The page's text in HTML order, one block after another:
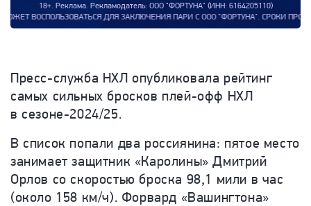
18+. Реклама. Рекламодатель: ООО "ФОРТУНА" (ИНН: 6164205110)
ДЛЯ ЗАКЛЮЧЕНИЯ ПАРИ С ООО "ФОРТУНА". СРОКИ
Пресс-служба НХЛ опубликовала рейтинг
самых сильных бросков плей-офф НХЛ
в сезоне-2024/25.
В список попали два россиянина: пятое место
занимает защитник «Каролины» Дмитрий
Орлов со скоростью броска 98,1 мили в час
(около 158 км/ч). Форвард «Вашингтона»